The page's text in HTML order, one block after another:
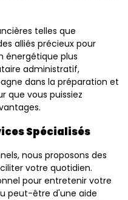
telles que
alliés précieux pour
énergétique plus
administratif,
dans la préparation et
que vous puissiez
Spécialisés
nous proposons des
votre quotidien.
pour entretenir votre
peut-être d'une aide